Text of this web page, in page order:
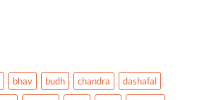
bhav budh chandra
dashafal